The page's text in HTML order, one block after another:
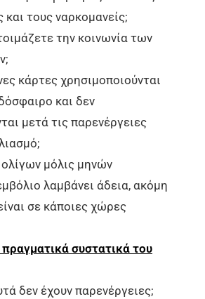
και τους ναρκομανείς;
την κοινωνία των
κάρτες χρησιμοποιούνται
και δεν
μετά τις παρενέργειες
μόλις μηνών
λαμβάνει άδεια, ακόμη
σε κάποιες χώρες
πραγματικά συστατικά του
δεν έχουν παρενέργειες;